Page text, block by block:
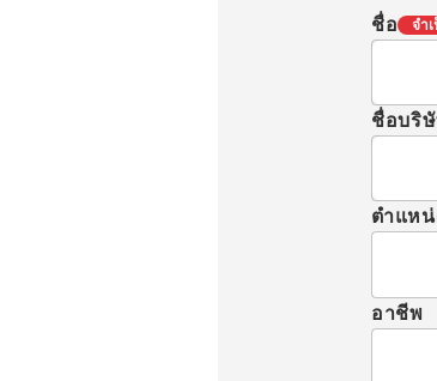
ชื่อ จำ
ชื่อบริ
ตำแห
อาชีพ